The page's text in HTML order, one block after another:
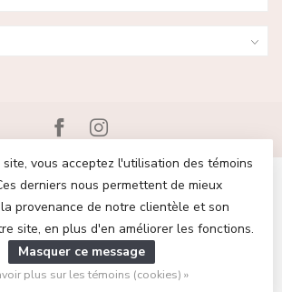
Escapade | Chaussures et vêtements
- Powered byLightspeed
designbyDyvelopment
vous acceptez l'utilisation des témoins
derniers nous permettent de mieux
provenance de notre clientèle et son
site, en plus d'en améliorer les fonctions.
Masquer ce message
plus sur les témoins (cookies) »